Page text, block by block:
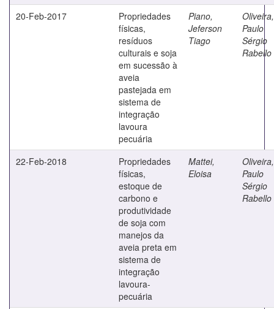
20-Feb-2017
Propriedades
físicas,
resíduos
culturais e soja
em sucessão à
aveia
pastejada em
sistema de
integração
lavoura
pecuária
Piano,
Jeferson
Tiago
Oliveira,
Paulo
Sérgio
22-Feb-2018
Propriedades
físicas,
estoque de
carbono e
produtividade
de soja com
manejos da
aveia preta em
sistema de
integração
lavoura-
pecuária
Mattei,
Eloisa
Oliveira,
Paulo
Sérgio